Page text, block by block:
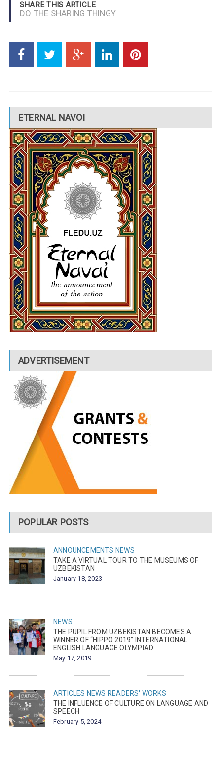
SHARE THIS ARTICLE
DO THE SHARING THINGY
ETERNAL NAVOI
ADVERTISEMENT
POPULAR POSTS
ANNOUNCEMENTS NEWS
TAKE A VIRTUAL TOUR TO THE MUSEUMS OF
UZBEKISTAN
January 18, 2023
NEWS
THE PUPIL FROM UZBEKISTAN BECOMES A
WINNER OF “HIPPO 2019” INTERNATIONAL
ENGLISH LANGUAGE OLYMPIAD
May 17, 2019
ARTICLES NEWS READERS' WORKS
THE INFLUENCE OF CULTURE ON LANGUAGE AND
SPEECH
February 5, 2024